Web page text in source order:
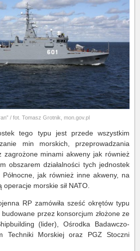
/ fot. Tomasz Grotnik, mon.gov.pl
tego typu jest przede wszystkim
min morskich, przeprowadzania
zagrożone minami akweny jak również
obszarem działalności tych jednostek
Północne, jak również inne akweny, na
morskie sił NATO.
RP zamówiła sześć okrętów typu
przez konsorcjum złożone ze
(lider), Ośrodka Badawczo-
Techniki Morskiej oraz PGZ Stoczni